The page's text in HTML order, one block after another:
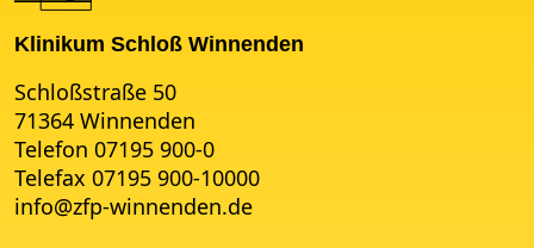
Klinikum Schloß Winnenden
Schloßstraße 50
71364 Winnenden
Telefon 07195 900-0
Telefax 07195 900-10000
info@zfp-winnenden.de